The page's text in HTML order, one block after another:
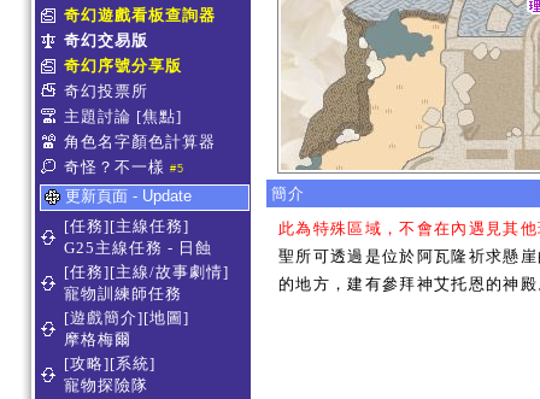
奇幻遊戲看板查詢器
奇幻交易版
奇幻序號分享版
奇幻投票所
主題討論 [焦點]
角色名字顏色計算器
奇怪？不一樣 #5
更新頁面 - Update
[任務][主線任務]
G25主線任務 - 日蝕
[任務][主線/故事劇情]
寵物訓練師任務
[遊戲簡介][地圖]
摩格梅爾
[攻略][系統]
寵物探險隊
簡介
此為特殊區域，不會在內遇見其
聖所可透過是位於阿瓦隆祈求懸
的地方，建有參拜神艾托恩的神